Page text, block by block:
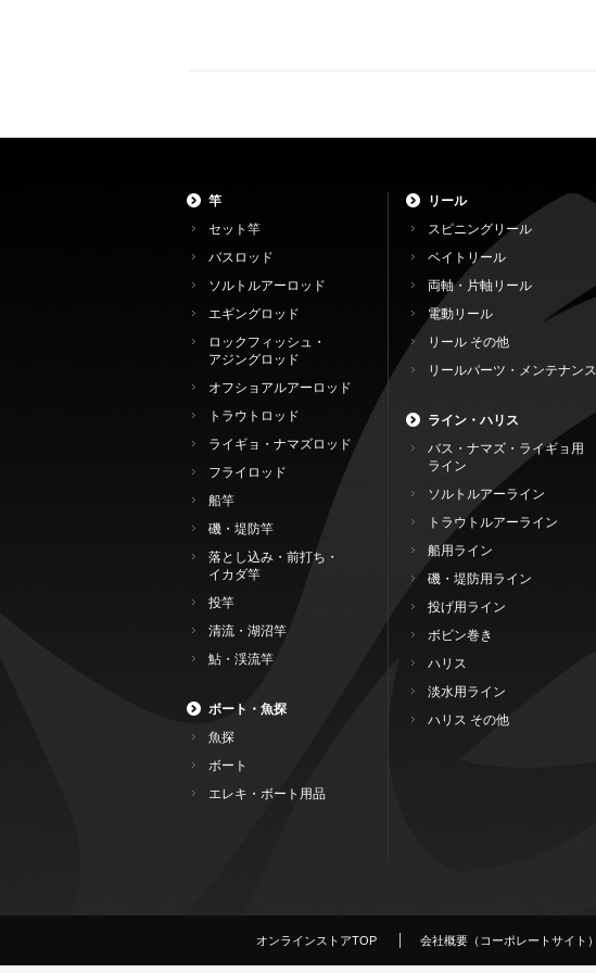
竿
セット竿
バスロッド
ソルトルアーロッド
エギングロッド
ロックフィッシュ・
アジングロッド
オフショアルアーロッド
トラウトロッド
ライギョ・ナマズロッド
フライロッド
船竿
磯・堤防竿
落とし込み・前打ち・
イカダ竿
投竿
清流・湖沼竿
鮎・渓流竿
ボート・魚探
魚探
ボート
エレキ・ボート用品
リール
スピニングリール
ベイトリール
両軸・片軸リール
電動リール
リール その他
リールパーツ・メンテナンス
ライン・ハリス
バス・ナマズ・ライギョ用
ライン
ソルトルアーライン
トラウトルアーライン
船用ライン
磯・堤防用ライン
投げ用ライン
ボビン巻き
ハリス
淡水用ライン
ハリス その他
オンラインストアTOP 会社概要（コーポレートサイト）